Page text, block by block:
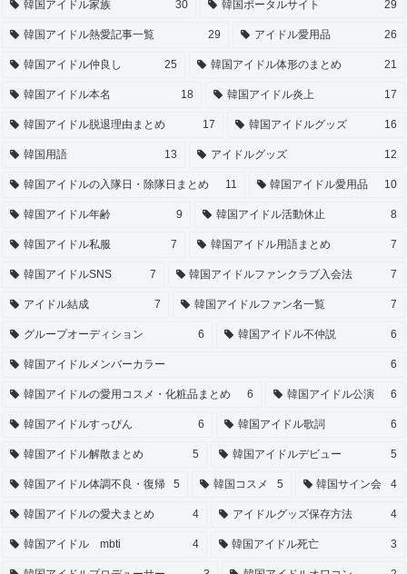
韓国アイドル家族 30 韓国ポータルサイト 29
韓国アイドル熱愛記事一覧 29 アイドル愛用品 26
韓国アイドル仲良し 25 韓国アイドル体形のまとめ 21
韓国アイドル本名 18 韓国アイドル炎上 17
韓国アイドル脱退理由まとめ 17 韓国アイドルグッズ 16
韓国用語 13 アイドルグッズ 12
韓国アイドルの入隊日・除隊日まとめ 11 韓国アイドル愛用品 10
韓国アイドル年齢 9 韓国アイドル活動休止 8
韓国アイドル私服 7 韓国アイドル用語まとめ 7
韓国アイドルSNS 7 韓国アイドルファンクラブ入会法 7
アイドル結成 7 韓国アイドルファン名一覧 7
グループオーディション 6 韓国アイドル不仲説 6
韓国アイドルメンバーカラー 6
韓国アイドルの愛用コスメ・化粧品まとめ 6 韓国アイドル公演 6
韓国アイドルすっぴん 6 韓国アイドル歌詞 6
韓国アイドル解散まとめ 5 韓国アイドルデビュー 5
韓国アイドル体調不良・復帰 5 韓国コスメ 5 韓国サイン会 4
韓国アイドルの愛犬まとめ 4 アイドルグッズ保存方法 4
韓国アイドル mbti 4 韓国アイドル死亡 3